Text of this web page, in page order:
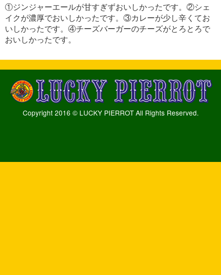
①ジンジャーエールが甘すぎずおいしかったです。②シェ
イクが濃厚でおいしかったです。③カレーが少し辛くてお
いしかったです。④チーズバーガーのチーズがとろとろで
おいしかったです。
Copyright 2016 © LUCKY PIERROT All Rights Reserved.